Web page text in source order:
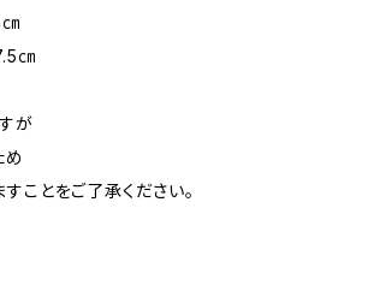
㎝
が
め
ことをご了承ください。